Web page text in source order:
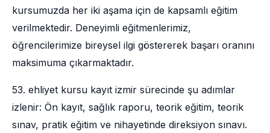
kursumuzda her iki aşama için de kapsamlı eğitim
verilmektedir. Deneyimli eğitmenlerimiz,
öğrencilerimize bireysel ilgi göstererek başarı oranını
maksimuma çıkarmaktadır.
53. ehliyet kursu kayıt izmir sürecinde şu adımlar
izlenir: Ön kayıt, sağlık raporu, teorik eğitim, teorik
sınav, pratik eğitim ve nihayetinde direksiyon sınavı.